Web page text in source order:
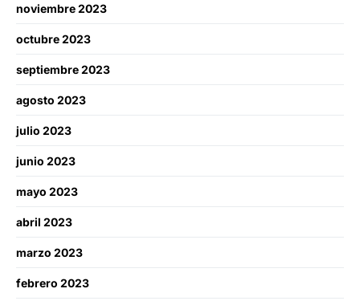
noviembre 2023
octubre 2023
septiembre 2023
agosto 2023
julio 2023
junio 2023
mayo 2023
abril 2023
marzo 2023
febrero 2023